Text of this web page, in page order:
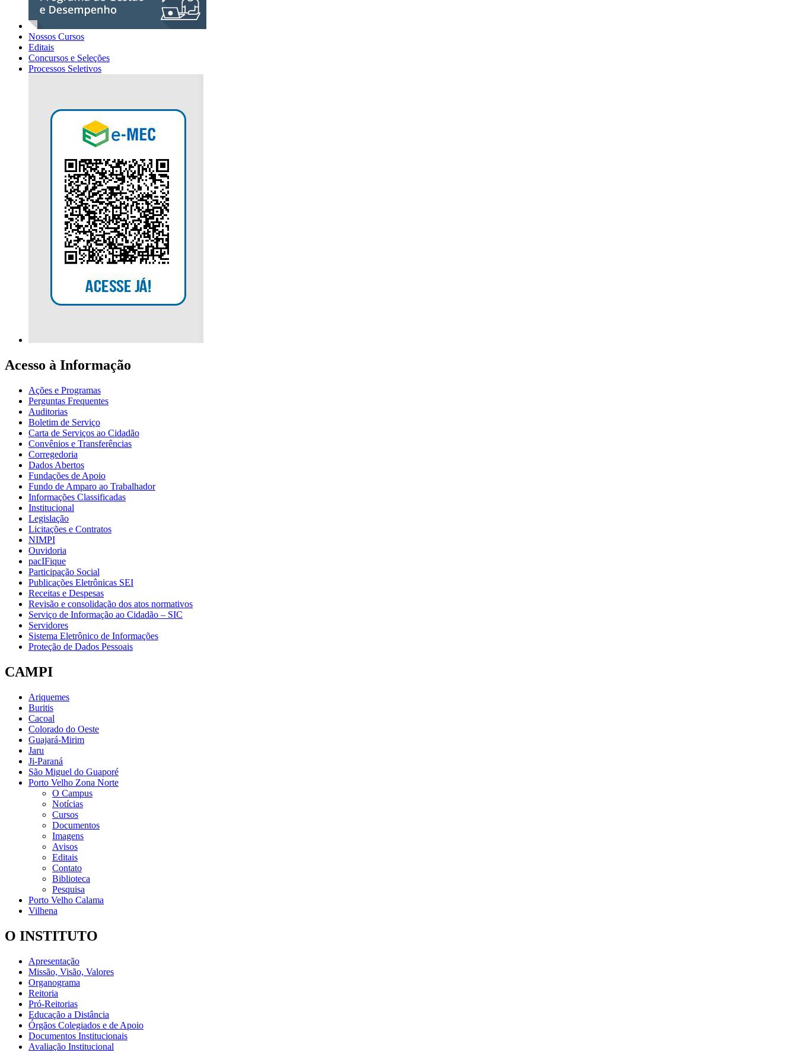
Nossos Cursos
Editais
Concursos e Seleções
Processos Seletivos
Acesso à Informação
Ações e Programas
Perguntas Frequentes
Auditorias
Boletim de Serviço
Carta de Serviços ao Cidadão
Convênios e Transferências
Corregedoria
Dados Abertos
Fundações de Apoio
Fundo de Amparo ao Trabalhador
Informações Classificadas
Institucional
Legislação
Licitações e Contratos
NIMPI
Ouvidoria
pacIFique
Participação Social
Publicações Eletrônicas SEI
Receitas e Despesas
Revisão e consolidação dos atos normativos
Serviço de Informação ao Cidadão – SIC
Servidores
Sistema Eletrônico de Informações
Proteção de Dados Pessoais
CAMPI
Ariquemes
Buritis
Cacoal
Colorado do Oeste
Guajará-Mirim
Jaru
Ji-Paraná
São Miguel do Guaporé
Porto Velho Zona Norte
O Campus
Notícias
Cursos
Documentos
Imagens
Avisos
Editais
Contato
Biblioteca
Pesquisa
Porto Velho Calama
Vilhena
O INSTITUTO
Apresentação
Missão, Visão, Valores
Organograma
Reitoria
Pró-Reitorias
Educação a Distância
Órgãos Colegiados e de Apoio
Documentos Institucionais
Avaliação Institucional